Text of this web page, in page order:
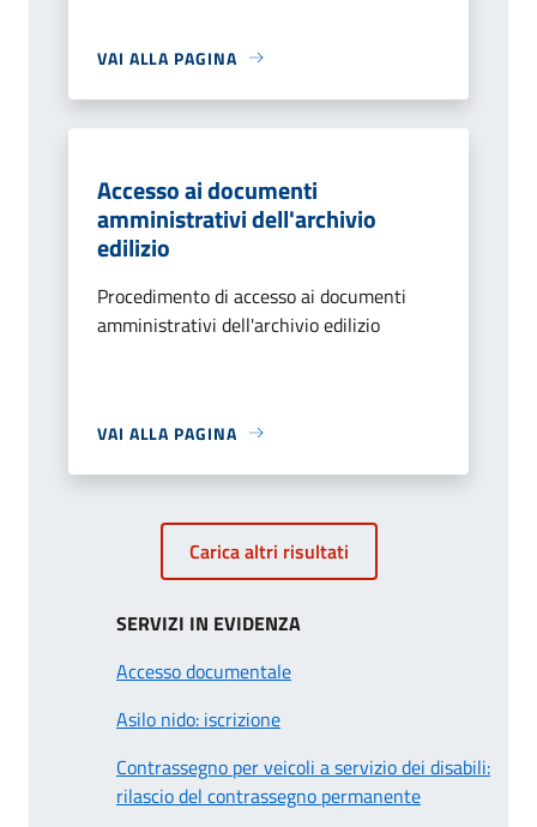
VAI ALLA PAGINA
Accesso ai documenti
amministrativi dell'archivio
edilizio
Procedimento di accesso ai documenti
amministrativi dell'archivio edilizio
VAI ALLA PAGINA
Carica altri risultati
SERVIZI IN EVIDENZA
Accesso documentale
Asilo nido: iscrizione
Contrassegno per veicoli a servizio dei disabili:
rilascio del contrassegno permanente